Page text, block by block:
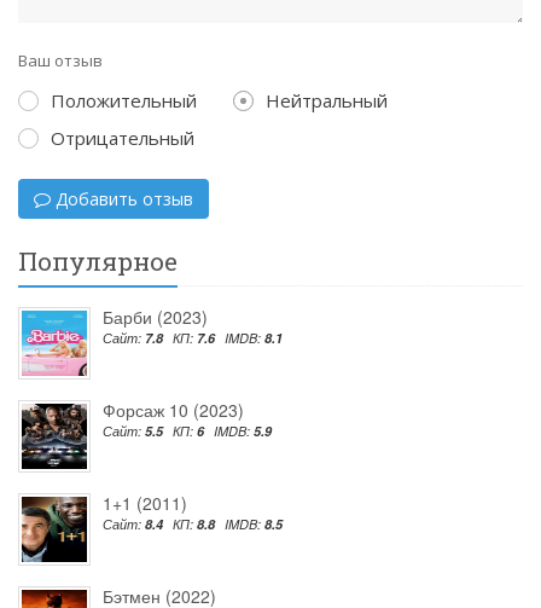
Ваш отзыв
Положительный
Нейтральный
Отрицательный
Добавить отзыв
Популярное
Барби (2023)
Сайт: 7.8 КП: 7.6 IMDB: 8.1
Форсаж 10 (2023)
Сайт: 5.5 КП: 6 IMDB: 5.9
1+1 (2011)
Сайт: 8.4 КП: 8.8 IMDB: 8.5
Бэтмен (2022)